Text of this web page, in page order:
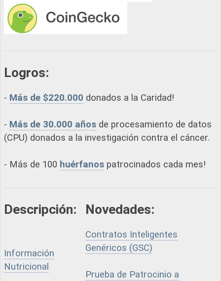
Logros:
- Más de $220.000 donados a la Caridad!
- Más de 30.000 añosde procesamiento de datos
(CPU) donados a la investigación contra el cáncer.
- Más de 100 huérfanospatrocinados cada mes!
Descripción:
Información
Nutricional
Novedades:
Contratos Inteligentes
Genéricos (GSC)
Prueba de Patrocinio a